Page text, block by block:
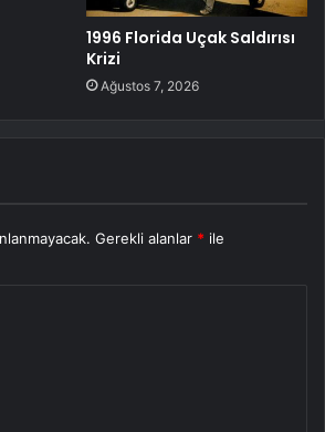
1996 Florida Uçak Saldırısı
Krizi
Ağustos 7, 2026
Gerekli alanlar * ile